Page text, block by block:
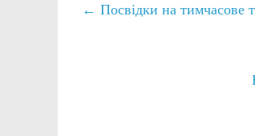
← Посвідки на тимчасове